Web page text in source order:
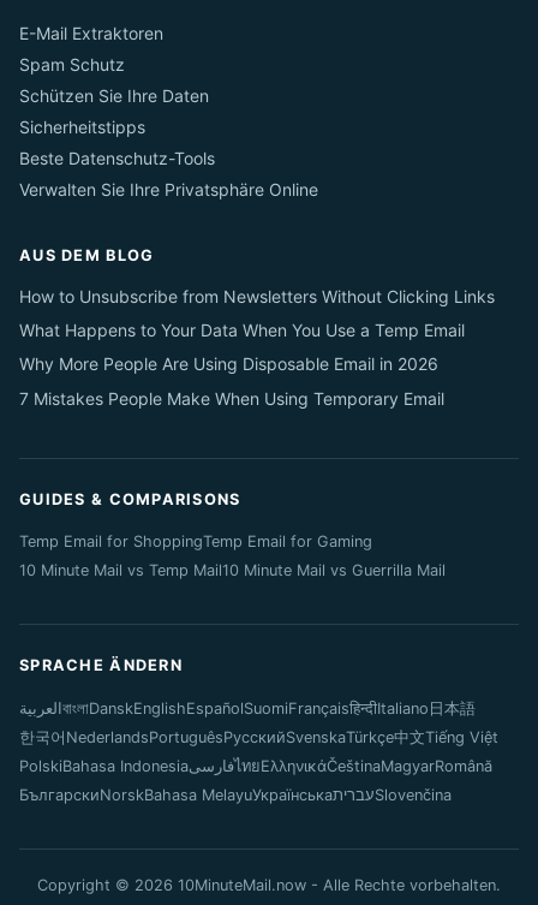
E-Mail Extraktoren
Spam Schutz
Schützen Sie Ihre Daten
Sicherheitstipps
Beste Datenschutz-Tools
Verwalten Sie Ihre Privatsphäre Online
AUS DEM BLOG
How to Unsubscribe from Newsletters Without Clicking Links
What Happens to Your Data When You Use a Temp Email
Why More People Are Using Disposable Email in 2026
7 Mistakes People Make When Using Temporary Email
GUIDES & COMPARISONS
Temp Email for ShoppingTemp Email for Gaming
10 Minute Mail vs Temp Mail10 Minute Mail vs Guerrilla Mail
SPRACHE ÄNDERN
العربيةবাংলাDanskEnglishEspañolSuomiFrançaisहिन्दीItaliano 日本語
한국어 NederlandsPortuguêsРусскийSvenskaTürkçe中文Tiếng Việt
PolskiBahasa IndonesiaفارسیไทยΕλληνικάČeštinaMagyarRomână
БългарскиNorskBahasa MelayuУкраїнськаעבריתSlovenčina
Copyright © 2026 10MinuteMail.now - Alle Rechte vorbehalten.